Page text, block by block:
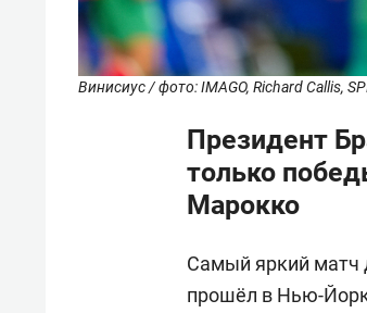
Винисиус / фото: IMAGO, Richard Callis,
Президент
только
Марокко
Самый яркий матч
прошёл в Нью-